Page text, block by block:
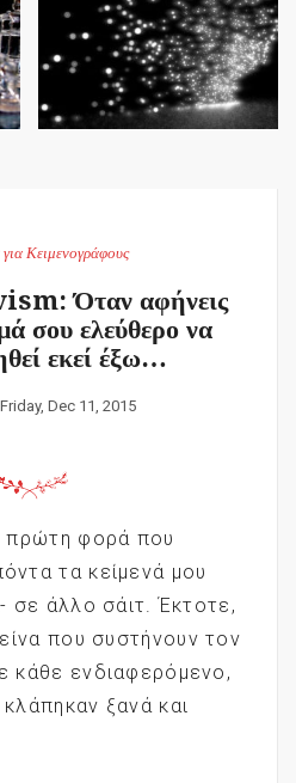
Κειμενογράφους
Όταν αφήνεις
σου ελεύθερο να
εκεί έξω…
Friday, Dec 11, 2015
πρώτη φορά που
τα κείμενά μου
σε άλλο σάιτ. Έκτοτε,
που συστήνουν τον
κάθε ενδιαφερόμενο,
ξανά και